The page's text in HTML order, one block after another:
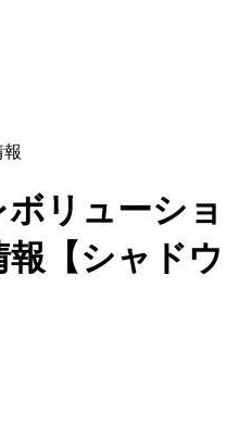
ボリューショ
【シャドウ